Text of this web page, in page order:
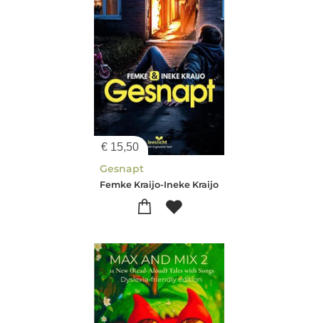
€ 15,50
Gesnapt
Femke Kraijo-Ineke Kraijo